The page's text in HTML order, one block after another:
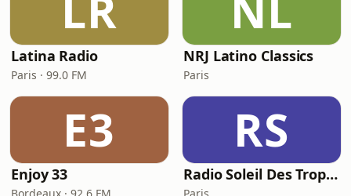
Latina Radio
Paris · 99.0 FM
NRJ Latino Classics
Paris
E3
Enjoy 33
RS
Radio Soleil Des Tropiques